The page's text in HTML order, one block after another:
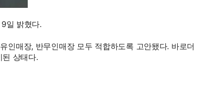
일 밝혔다.
인매장, 반무인매장 모두 적합하도록 고안됐다. 바로더
상태다.